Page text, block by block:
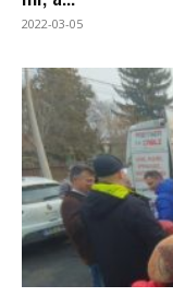
2022-03-05